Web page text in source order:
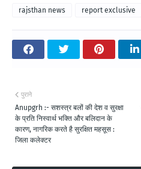
rajsthan news report exclusive
पुराने
Anupgrh :- सशस्त्र बलों की देश व सुरक्षा
के प्रति निस्वार्थ भक्ति और बलिदान के
कारण, नागरिक करते है सुरक्षित महसूस :
जिला कलेक्टर